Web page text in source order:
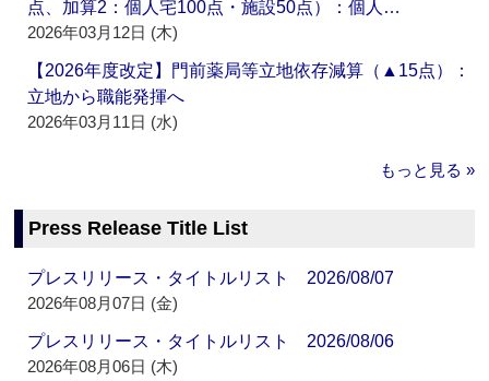
点、加算2：個人宅100点・施設50点）：個人…
2026年03月12日 (木)
【2026年度改定】門前薬局等立地依存減算（▲15点）：
立地から職能発揮へ
2026年03月11日 (水)
もっと見る »
Press Release Title List
プレスリリース・タイトルリスト 2026/08/07
2026年08月07日 (金)
プレスリリース・タイトルリスト 2026/08/06
2026年08月06日 (木)